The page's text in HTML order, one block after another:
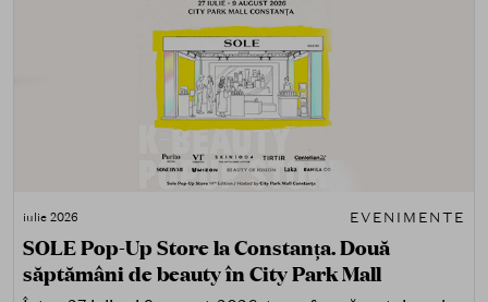
iulie 2026 EVENIMENTE
SOLE Pop-Up Store la Constanța. Două
săptămâni de beauty în City Park Mall